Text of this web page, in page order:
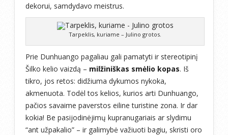
dekorui, samdydavo meistrus.
Tarpeklis, kuriame – Julino grotos.
Prie Dunhuango pagaliau gali pamatyti ir stereotipinį
Šilko kelio vaizdą – milžiniškas smėlio kopas. Iš
tikro, jos retos: didžiuma dykumos nykoka,
akmenuota. Todėl tos kelios, kurios arti Dunhuango,
pačios savaime paverstos eiline turistine zona. Ir dar
kokia! Be pasijodinėjimų kupranugariais ar slydimu
“ant užpakalio” – ir galimybė važiuoti bagiu, skristi oro